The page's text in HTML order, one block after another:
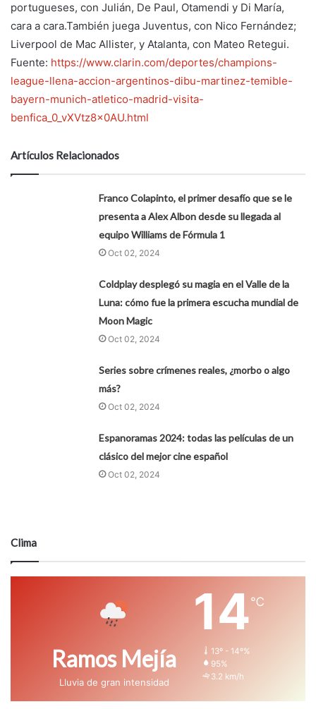
portugueses, con Julián, De Paul, Otamendi y Di María,
cara a cara.También juega Juventus, con Nico Fernández;
Liverpool de Mac Allister, y Atalanta, con Mateo Retegui.
Fuente: https://www.clarin.com/deportes/champions-
league-llena-accion-argentinos-dibu-martinez-temible-
bayern-munich-atletico-madrid-visita-
benfica_0_vXVtz8x0AU.html
Artículos Relacionados
Franco Colapinto, el primer desafío que se le
presenta a Alex Albon desde su llegada al
equipo Williams de Fórmula 1
Oct 02, 2024
Coldplay desplegó su magia en el Valle de la
Luna: cómo fue la primera escucha mundial de
Moon Magic
Oct 02, 2024
Series sobre crímenes reales, ¿morbo o algo
más?
Oct 02, 2024
Espanoramas 2024: todas las películas de un
clásico del mejor cine español
Oct 02, 2024
Clima
Ramos Mejía
Lluvia de gran intensidad
14℃
13º - 14º%
95%
3.2 km/h